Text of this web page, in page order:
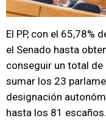
El PP, con el 65,78%
el Senado hasta
conseguir un total de
sumar los 23
designación
hasta los 81 escaños.